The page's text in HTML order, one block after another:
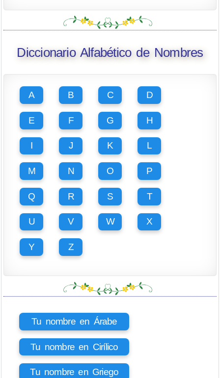
Diccionario Alfabético de Nombres
A B C D
E F G H
I J K L
M N O P
Q R S T
U V W X
Y Z
Tu nombre en Árabe
Tu nombre en Cirílico
Tu nombre en Griego